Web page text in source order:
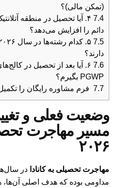
(تمکن مالی)؟
7.4
۴. آیا تحصیل در منطقه
دائم را افزایش می‌دهد؟
7.5
دارند؟
7.6
۶. آیا بعد از تحصیل در
PGWP بگیرم؟
7.7 فرم مشاوره رایگان را
وضعیت فعلی و
مسیر مهاجرت
۲۰۲۶
مهاجرت تحصیلی به کانادا در
مداومی بوده که هدف اصلی آن‌ها،